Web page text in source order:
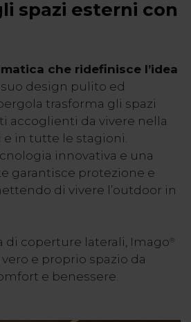
spazi esterni con
che ridefinisce l’idea
suo design pulito ed
trasforma gli spazi
accoglienti da vivere nella
in tutte le stagioni.
innovativa e una
garantisce protezione e
di vivere l’outdoor in
di coperture laterali, Imago ®
e proprio spazio da
e benessere.